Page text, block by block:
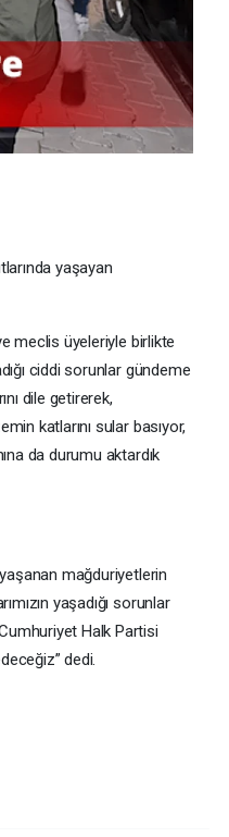
yaşayan
meclis üyeleriyle birlikte
ciddi sorunlar gündeme
dile getirerek,
katlarını sular basıyor,
da durumu aktardık
mağduriyetlerin
yaşadığı sorunlar
Halk Partisi
dedi.